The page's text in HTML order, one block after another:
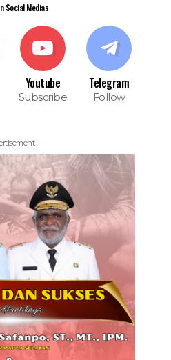
Social Medias
Youtube
Subscribe
Telegram
Follow
-